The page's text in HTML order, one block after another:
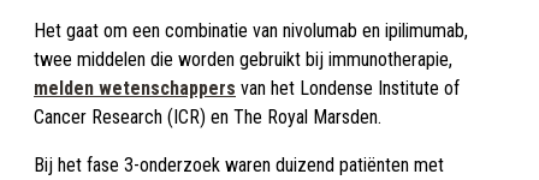
Het gaat om een combinatie van nivolumab en ipilimumab,
twee middelen die worden gebruikt bij immunotherapie,
melden wetenschappers van het Londense Institute of
Cancer Research (ICR) en The Royal Marsden.
Bij het fase 3-onderzoek waren duizend patiënten met